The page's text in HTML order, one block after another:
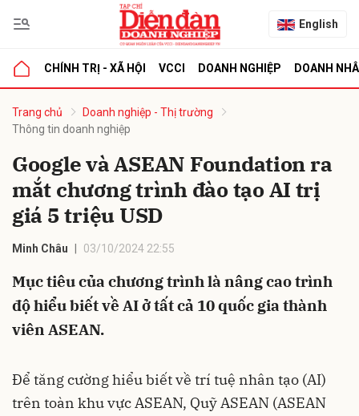
English
CHÍNH TRỊ - XÃ HỘI VCCI DOANH NGHIỆP DOANH
Trang chủ
Doanh nghiệp - Thị trường
Thông tin doanh nghiệp
Google và ASEAN Foundation ra
mắt chương trình đào tạo AI trị
giá 5 triệu USD
Minh Châu 03/10/2024 22:55
Mục tiêu của chương trình là nâng cao trình
độ hiểu biết về AI ở tất cả 10 quốc gia thành
viên ASEAN.
Để tăng cường hiểu biết về trí tuệ nhân tạo (AI)
trên toàn khu vực ASEAN, Quỹ ASEAN (ASEAN
luận